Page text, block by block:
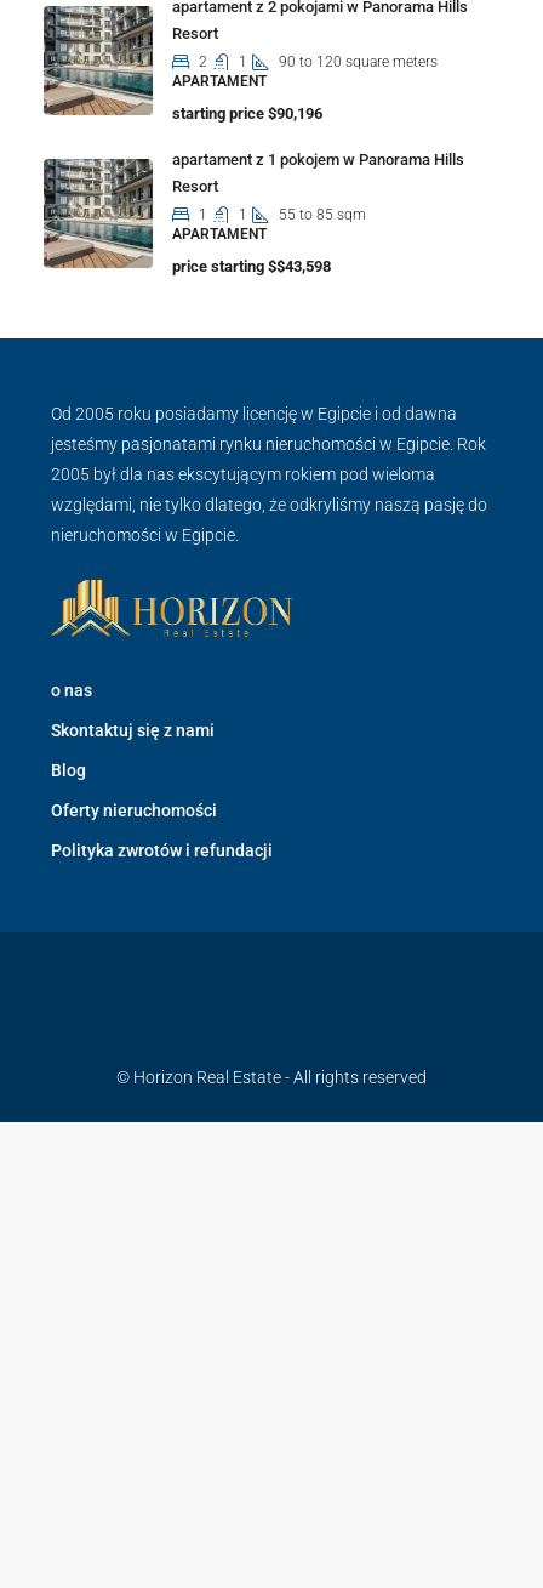
apartament z 2 pokojami w Panorama Hills
Resort
2 1
90 to 120 square meters
APARTAMENT
starting price $90,196
apartament z 1 pokojem w Panorama Hills
Resort
1 1
55 to 85 sqm
APARTAMENT
price starting $$43,598
Od 2005 roku posiadamy licencję w Egipcie i od dawna
jesteśmy pasjonatami rynku nieruchomości w Egipcie. Rok
2005 był dla nas ekscytującym rokiem pod wieloma
względami, nie tylko dlatego, że odkryliśmy naszą pasję do
nieruchomości w Egipcie.
o nas
Skontaktuj się z nami
Blog
Oferty nieruchomości
Polityka zwrotów i refundacji
© Horizon Real Estate - All rights reserved